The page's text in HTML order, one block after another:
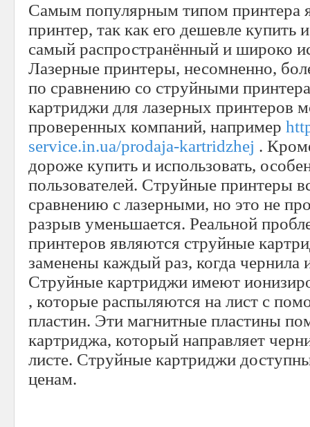
Самым популярным типом принтера
принтер, так как его дешевле купить
самый распространённый и широко
Лазерные принтеры, несомненно,
по сравнению со струйными
картриджи для лазерных принтеров
проверенных компаний, например
service.in.ua/prodaja-kartridzhej .
дороже купить и использовать,
пользователей. Струйные принтеры
сравнению с лазерными, но это не
разрыв уменьшается. Реальной
принтеров являются струйные
заменены каждый раз, когда чернила
Струйные картриджи имеют
, которые распыляются на лист с
пластин. Эти магнитные пластины
картриджа, который направляет
листе. Струйные картриджи
ценам.